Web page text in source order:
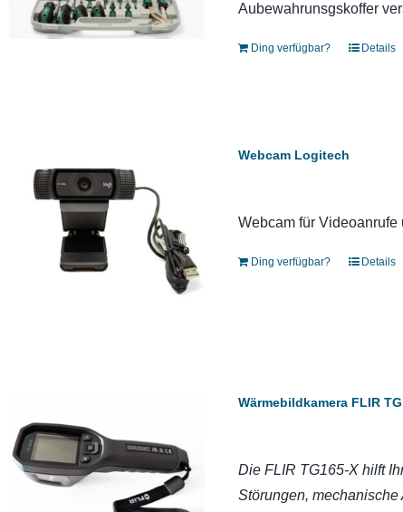
Aubewahrunsgskoffer
Ding verfügbar? Details
Webcam Logitech
Webcam für Videoanrufe
Ding verfügbar? Details
Wärmebildkamera FLIR
Die FLIR TG165-X hilft
Störungen,